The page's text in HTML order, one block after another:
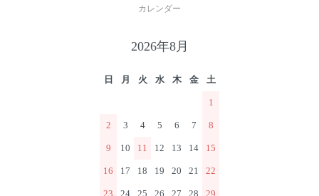
カレンダー
2026年8月
日 月 火 水 木 金 土
1
2 3 4 5 6 7 8
9 10 11 12 13 14 15
16 17 18 19 20 21 22
23 24 25 26 27 28 29